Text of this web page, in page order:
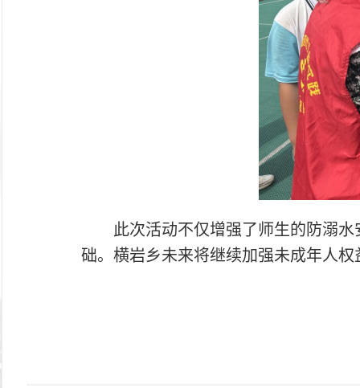
此次活动不仅增强了师生的防溺
础。横岩乡未来将继续加强未成年人